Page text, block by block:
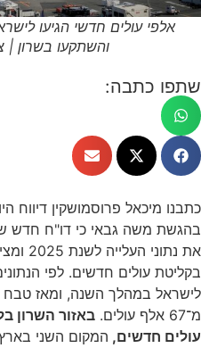
והשתקעו בשרון |
שתפו כתבה:
כתבנו מיכאל פרוסמושקין דיווח
בהגשת משה גבאי כי דו"ח חדש
את
מ־67 אלף עולים.
עולים חדשים, המקום השני